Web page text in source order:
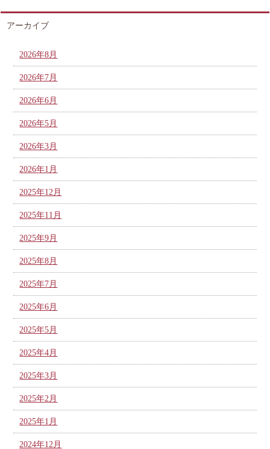
アーカイブ
2026年8月
2026年7月
2026年6月
2026年5月
2026年3月
2026年1月
2025年12月
2025年11月
2025年9月
2025年8月
2025年7月
2025年6月
2025年5月
2025年4月
2025年3月
2025年2月
2025年1月
2024年12月